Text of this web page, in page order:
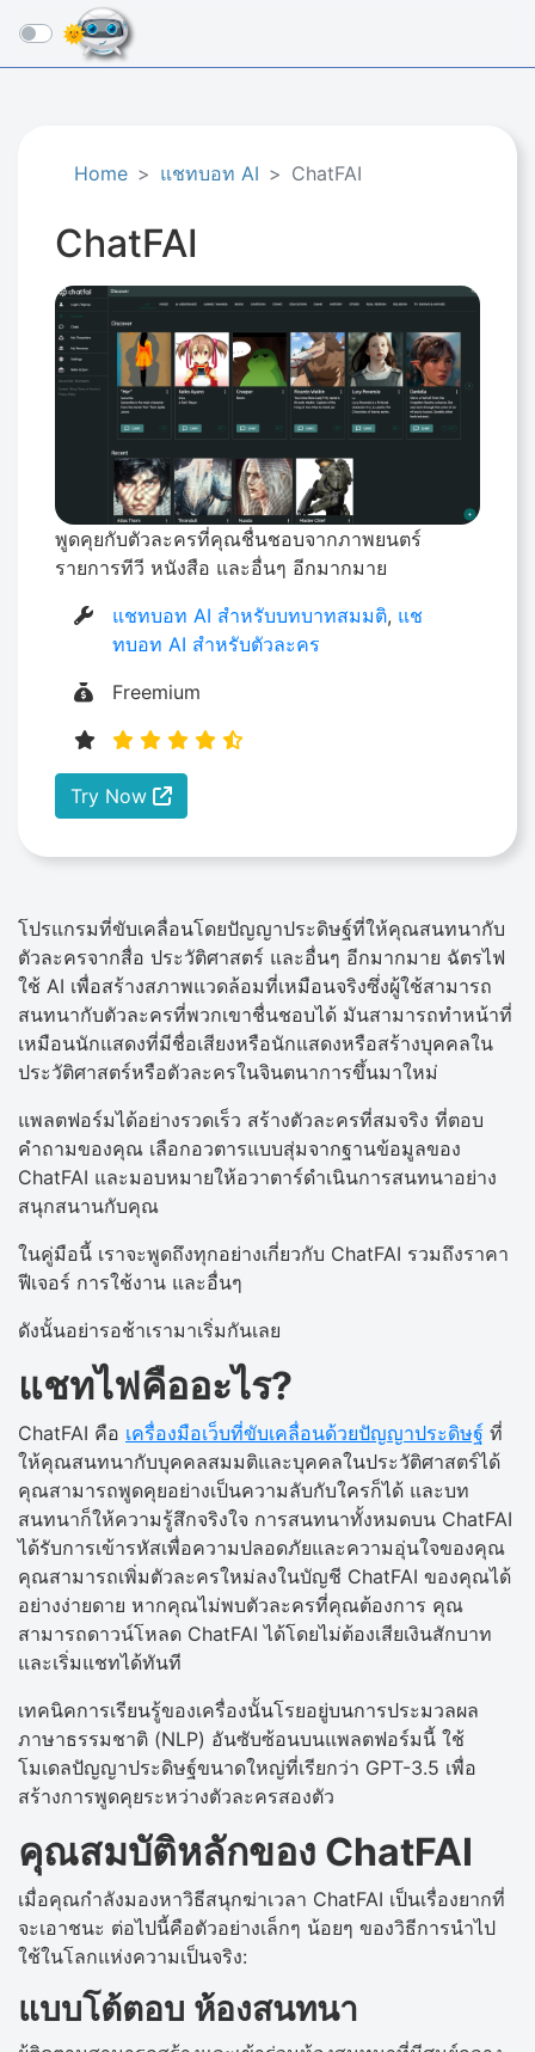
☰
Home แชทบอท AI ChatFAI
ChatFAI
พูดคุยกับตัวละครที่คุณชื่นชอบจากภาพยนตร์
รายการทีวี หนังสือ และอื่นๆ อีกมากมาย
แชทบอท AI สำหรับบทบาทสมมติ, แช
ทบอท AI สำหรับตัวละคร
Freemium
Try Now
โปรแกรมที่ขับเคลื่อนโดยปัญญาประดิษฐ์ที่ให้คุณสนทนากับ
ตัวละครจากสื่อ ประวัติศาสตร์ และอื่นๆ อีกมากมาย ฉัตรไฟ
ใช้ AI เพื่อสร้างสภาพแวดล้อมที่เหมือนจริงซึ่งผู้ใช้สามารถ
สนทนากับตัวละครที่พวกเขาชื่นชอบได้ มันสามารถทำหน้าที่
เหมือนนักแสดงที่มีชื่อเสียงหรือนักแสดงหรือสร้างบุคคลใน
ประวัติศาสตร์หรือตัวละครในจินตนาการขึ้นมาใหม่
แพลตฟอร์มได้อย่างรวดเร็ว สร้างตัวละครที่สมจริง ที่ตอบ
คำถามของคุณ เลือกอวตารแบบสุ่มจากฐานข้อมูลของ
ChatFAI และมอบหมายให้อวาตาร์ดำเนินการสนทนาอย่าง
สนุกสนานกับคุณ
ในคู่มือนี้ เราจะพูดถึงทุกอย่างเกี่ยวกับ ChatFAI รวมถึงราคา
ฟีเจอร์ การใช้งาน และอื่นๆ
ดังนั้นอย่ารอช้าเรามาเริ่มกันเลย
แชทไฟคืออะไร?
ChatFAI คือ เครื่องมือเว็บที่ขับเคลื่อนด้วยปัญญาประดิษฐ์ ที่
ให้คุณสนทนากับบุคคลสมมติและบุคคลในประวัติศาสตร์ได้
คุณสามารถพูดคุยอย่างเป็นความลับกับใครก็ได้ และบท
สนทนาก็ให้ความรู้สึกจริงใจ การสนทนาทั้งหมดบน ChatFAI
ได้รับการเข้ารหัสเพื่อความปลอดภัยและความอุ่นใจของคุณ
คุณสามารถเพิ่มตัวละครใหม่ลงในบัญชี ChatFAI ของคุณได้
อย่างง่ายดาย หากคุณไม่พบตัวละครที่คุณต้องการ คุณ
สามารถดาวน์โหลด ChatFAI ได้โดยไม่ต้องเสียเงินสักบาท
และเริ่มแชทได้ทันที
เทคนิคการเรียนรู้ของเครื่องนั้นโรยอยู่บนการประมวลผล
ภาษาธรรมชาติ (NLP) อันซับซ้อนบนแพลตฟอร์มนี้ ใช้
โมเดลปัญญาประดิษฐ์ขนาดใหญ่ที่เรียกว่า GPT-3.5 เพื่อ
สร้างการพูดคุยระหว่างตัวละครสองตัว
คุณสมบัติหลักของ ChatFAI
เมื่อคุณกำลังมองหาวิธีสนุกฆ่าเวลา ChatFAI เป็นเรื่องยากที่
จะเอาชนะ ต่อไปนี้คือตัวอย่างเล็กๆ น้อยๆ ของวิธีการนำไป
ใช้ในโลกแห่งความเป็นจริง:
แบบโต้ตอบ ห้องสนทนา